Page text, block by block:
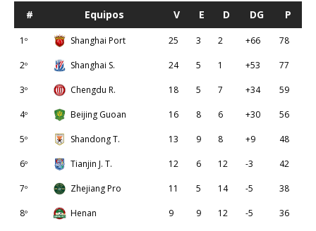
# Equipos V E D DG P
1º Shanghai Port 25 3 2 +66 78
2º Shanghai S. 24 5 1 +53 77
3º Chengdu R. 18 5 7 +34 59
4º Beijing Guoan 16 8 6 +30 56
5º Shandong T. 13 9 8 +9 48
6º Tianjin J. T. 12 6 12 -3 42
7º Zhejiang Pro 11 5 14 -5 38
8º Henan 9 9 12 -5 36